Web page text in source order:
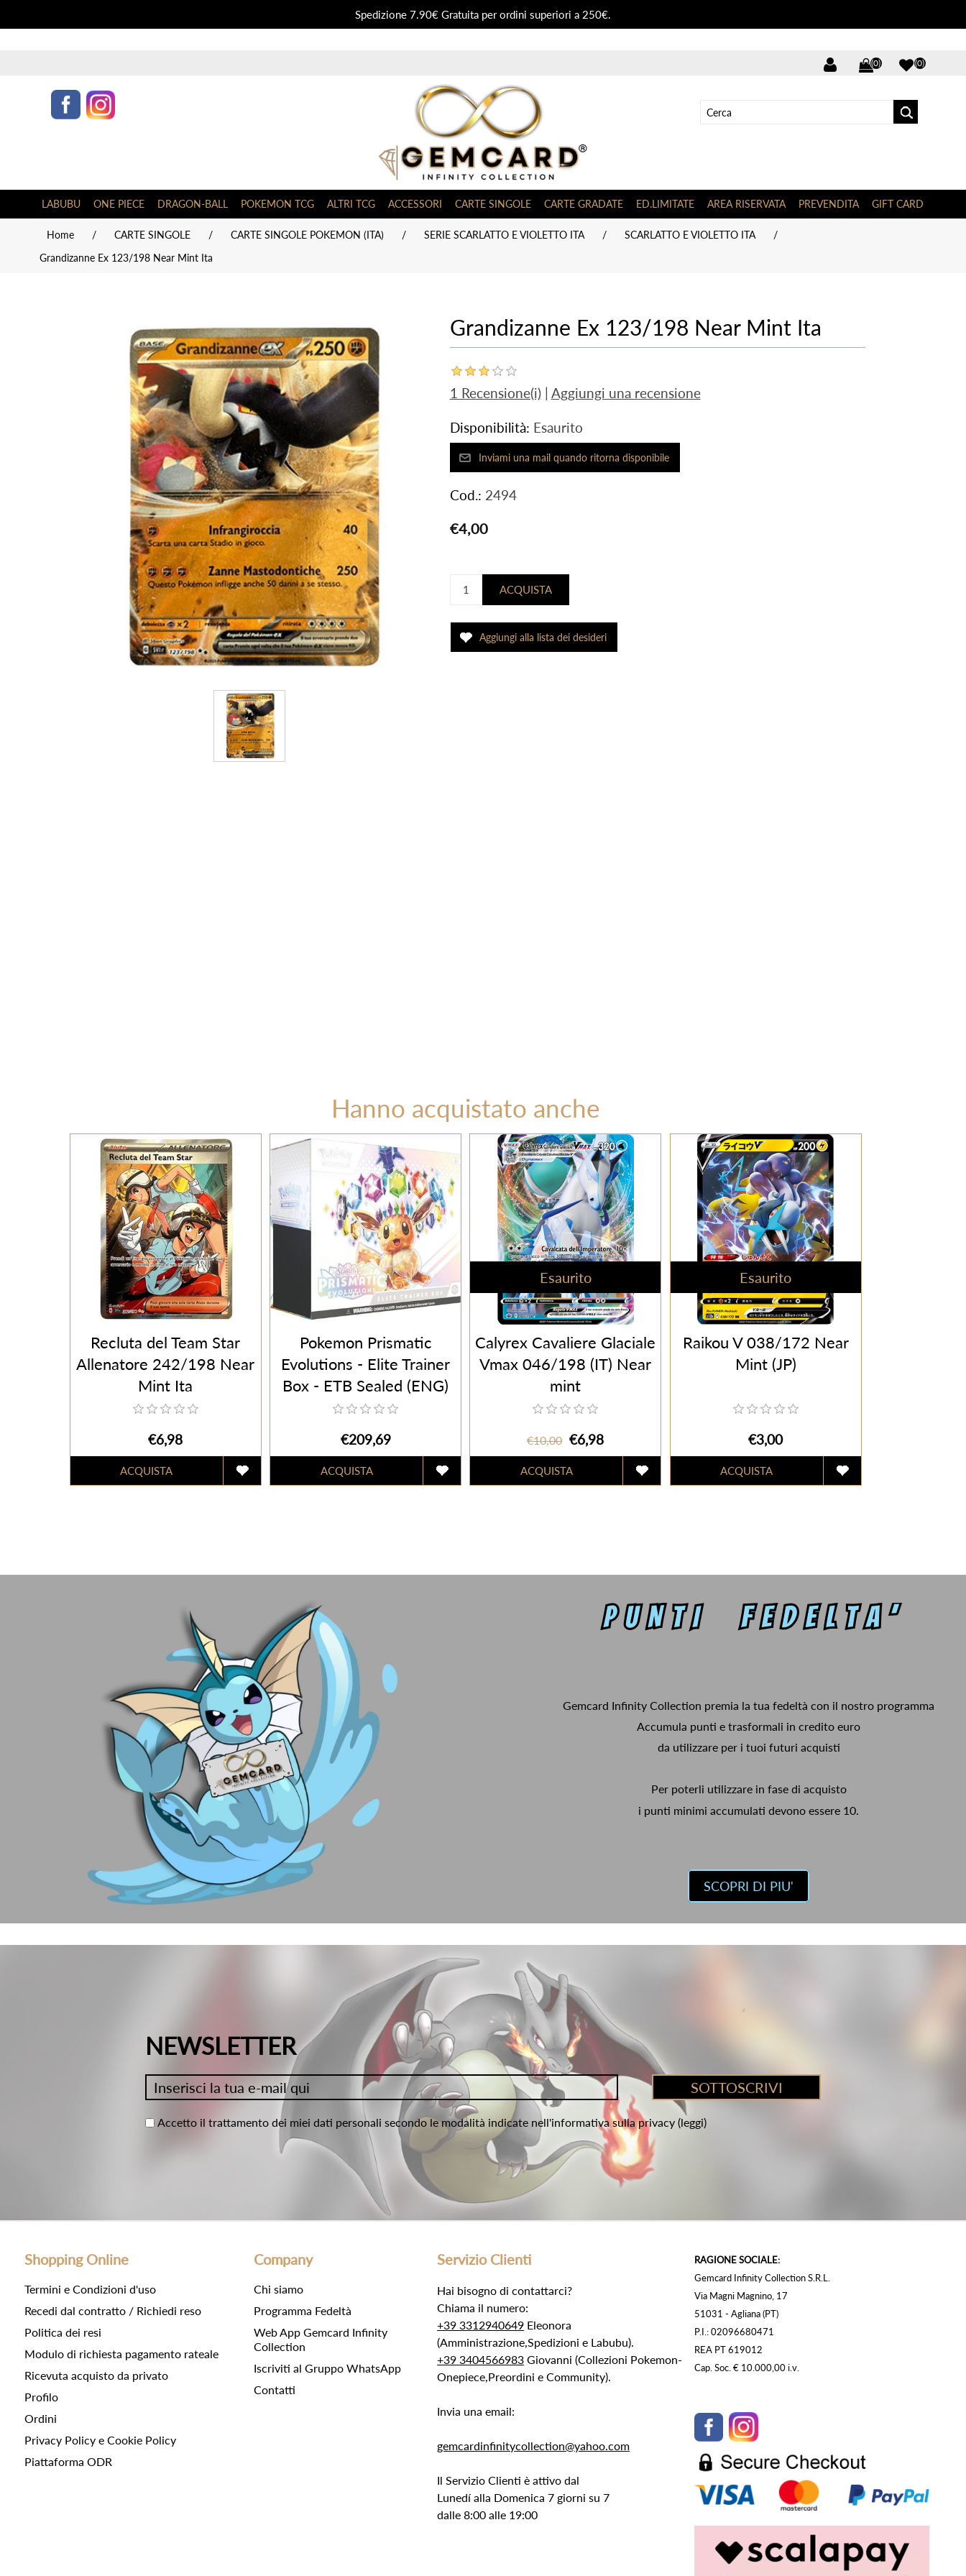
Spedizione 7.90€ Gratuita per ordini superiori a 250€.
(0) (0)
LABUBU ONE PIECE DRAGON-BALL POKEMON TCG ALTRI TCG ACCESSORI CARTE SINGOLE CARTE GRADATE ED.LIMITATE AREA RISERVATA PREVENDITA GIFT CARD
Home / CARTE SINGOLE / CARTE SINGOLE POKEMON (ITA) / SERIE SCARLATTO E VIOLETTO ITA / SCARLATTO E VIOLETTO ITA
/
Grandizanne Ex 123/198 Near Mint Ita
Grandizanne Ex 123/198 Near Mint Ita
1 Recensione(i) | Aggiungi una recensione
Disponibilità: Esaurito
Cod.: 2494
€4,00
Hanno acquistato anche
Recluta del Team Star
Allenatore 242/198 Near
Mint Ita
€6,98
Pokemon Prismatic
Evolutions - Elite Trainer
Box - ETB Sealed (ENG)
€209,69
Esaurito
Calyrex Cavaliere Glaciale
Vmax 046/198 (IT) Near
mint
€10,00 €6,98
Esaurito
Raikou V 038/172 Near
Mint (JP)
€3,00
Gemcard Infinity Collection premia la tua fedeltà con il nostro programma
Accumula punti e trasformali in credito euro
da utilizzare per i tuoi futuri acquisti
Per poterli utilizzare in fase di acquisto
i punti minimi accumulati devono essere 10.
SCOPRI DI PIU'
NEWSLETTER
Accetto il trattamento dei miei dati personali secondo le modalità indicate nell'informativa sulla privacy (leggi)
Shopping Online
Termini e Condizioni d'uso
Recedi dal contratto / Richiedi reso
Politica dei resi
Modulo di richiesta pagamento rateale
Ricevuta acquisto da privato
Profilo
Ordini
Privacy Policy e Cookie Policy
Piattaforma ODR
Company
Chi siamo
Programma Fedeltà
Web App Gemcard Infinity
Collection
Iscriviti al Gruppo WhatsApp
Contatti
Servizio Clienti
Hai bisogno di contattarci?
Chiama il numero:
+39 3312940649 Eleonora
(Amministrazione,Spedizioni e Labubu).
+39 3404566983 Giovanni (Collezioni Pokemon-
Onepiece,Preordini e Community).
Invia una email:
gemcardinfinitycollection@yahoo.com
Il Servizio Clienti è attivo dal
Lunedí alla Domenica 7 giorni su 7
dalle 8:00 alle 19:00
RAGIONE SOCIALE:
Gemcard Infinity Collection S.R.L.
Via Magni Magnino, 17
51031 - Agliana (PT)
P.I.: 02096680471
REA PT 619012
Cap. Soc. € 10.000,00 i.v.